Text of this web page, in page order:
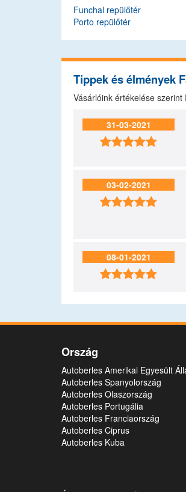
Funchal repülőtér
Porto repülőtér
Tippek és élmények
Vásárlóink értékelése
31-03-2021

03-02-2021

08-01-2021

Ország
Autoberles Amerikai Egyesült
Autoberles Spanyolország
Autoberles Olaszország
Autoberles Portugália
Autoberles Franciaország
Autoberles Ciprus
Autoberles Kuba